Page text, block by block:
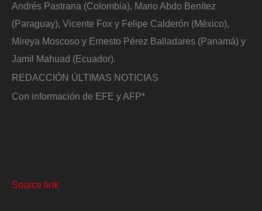
Andrés Pastrana (Colombia), Mario Abdo Benítez
(Paraguay), Vicente Fox y Felipe Calderón (México),
Mireya Moscoso y Ernesto Pérez Balladares (Panamá) y
Jamil Mahuad (Ecuador).
REDACCIÓN ÚLTIMAS NOTICIAS
Con información de EFE y AFP*
Source link